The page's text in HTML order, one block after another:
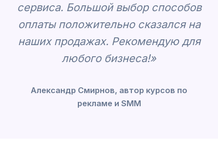
сервиса. Большой выбор способов
оплаты положительно сказался на
наших продажах. Рекомендую для
любого бизнеса!»
Александр Смирнов, автор курсов по
рекламе и SMM